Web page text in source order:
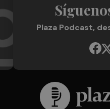
Plaza Podcast,